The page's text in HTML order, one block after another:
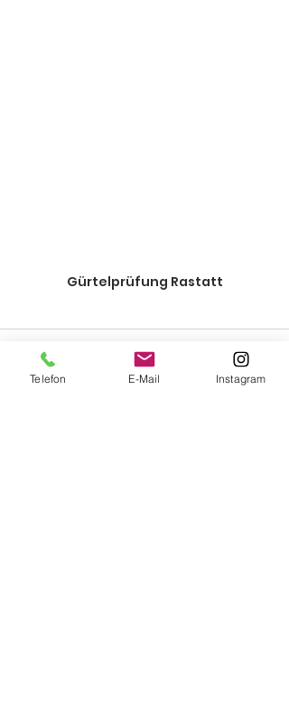
Gürtelprüfung Rastatt
Telefon E-Mail Instagram